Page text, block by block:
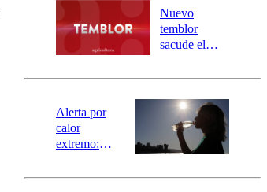
río Damas:
activa
mensajería
SAE
Nuevo
temblor
sacude el
revisa la
epicentro
Alerta por
calor
extremo:
activa Alerta